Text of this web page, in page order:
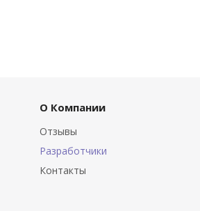
О Компании
Отзывы
Разработчики
Контакты